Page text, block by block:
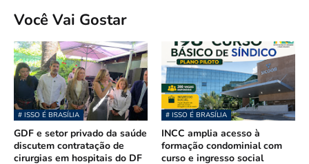
Você Vai Gostar
# ISSO É BRASÍLIA
GDF e setor privado da saúde
discutem contratação de
cirurgias em hospitais do DF
# ISSO É BRASÍLIA
INCC amplia acesso à
formação condominial com
curso e ingresso social